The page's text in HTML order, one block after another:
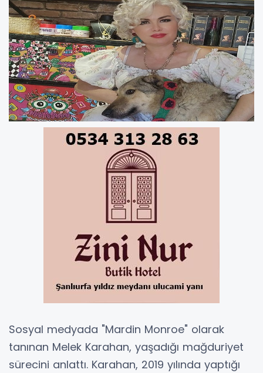
Sosyal medyada "Mardin Monroe" olarak
tanınan Melek Karahan, yaşadığı mağduriyet
sürecini anlattı. Karahan, 2019 yılında yaptığı